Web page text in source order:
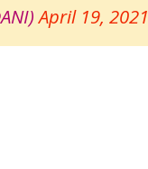
April 19, 2021